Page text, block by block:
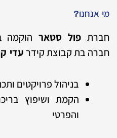
מי אנחנו?
חברת פול סטאר
חברה בת קבוצת קידר עדי
בניהול פרויקטים
הקמת ושיפוץ
והפרטי